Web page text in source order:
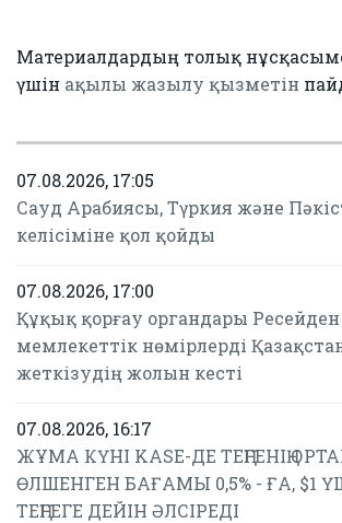
Материалдардың толық
үшін ақылы жазылу қызметін
07.08.2026, 17:05
Сауд Арабиясы, Түркия және
келісіміне қол қойды
07.08.2026, 17:00
Құқық қорғау органдары
мемлекеттік нөмірлерді
жеткізудің жолын кесті
07.08.2026, 16:17
ЖҰМА КҮНІ KASE-ДЕ ТЕҢГЕНІҢ
ӨЛШЕНГЕН БАҒАМЫ 0,5% - ҒА, $1
ТЕҢГЕГЕ ДЕЙІН ӘЛСІРЕДІ